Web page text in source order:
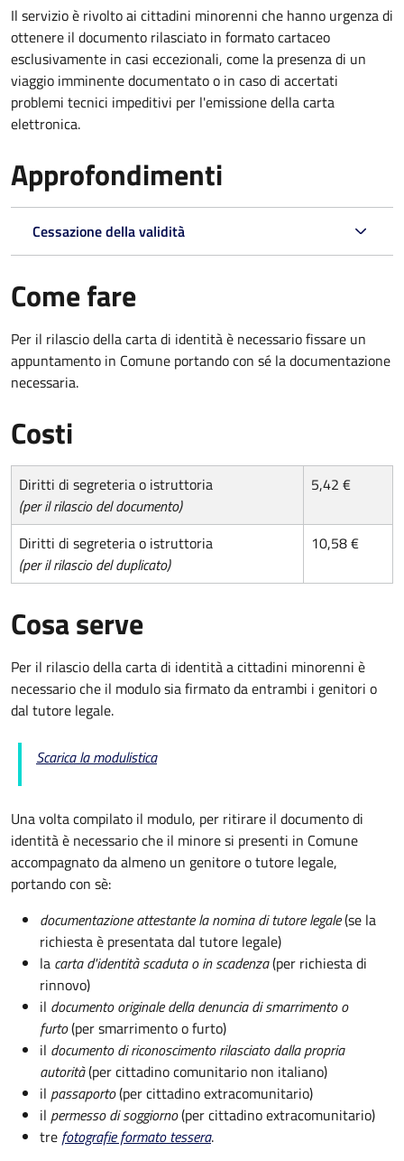
Il servizio è rivolto ai cittadini minorenni che hanno urgenza di
ottenere il documento rilasciato in formato cartaceo
esclusivamente in casi eccezionali, come la presenza di un
viaggio imminente documentato o in caso di accertati
problemi tecnici impeditivi per l'emissione della carta
elettronica.
Approfondimenti
Cessazione della validità
Come fare
Per il rilascio della carta di identità è necessario fissare un
appuntamento in Comune portando con sé la documentazione
necessaria.
Costi
Diritti di segreteria o istruttoria
(per il rilascio del documento)
5,42 €
Diritti di segreteria o istruttoria
(per il rilascio del duplicato)
10,58 €
Cosa serve
Per il rilascio della carta di identità a cittadini minorenni è
necessario che il modulo sia firmato da entrambi i genitori o
dal tutore legale.
Scarica la modulistica
Una volta compilato il modulo, per ritirare il documento di
identità è necessario che il minore si presenti in Comune
accompagnato da almeno un genitore o tutore legale,
portando con sè:
documentazione attestante la nomina di tutore legale(se la
richiesta è presentata dal tutore legale)
la carta d'identità scaduta o in scadenza(per richiesta di
rinnovo)
il documento originale della denuncia di smarrimento o
furto(per smarrimento o furto)
il documento di riconoscimento rilasciato dalla propria
autorità(per cittadino comunitario non italiano)
il passaporto(per cittadino extracomunitario)
il permesso di soggiorno(per cittadino extracomunitario)
tre fotografie formato tessera.